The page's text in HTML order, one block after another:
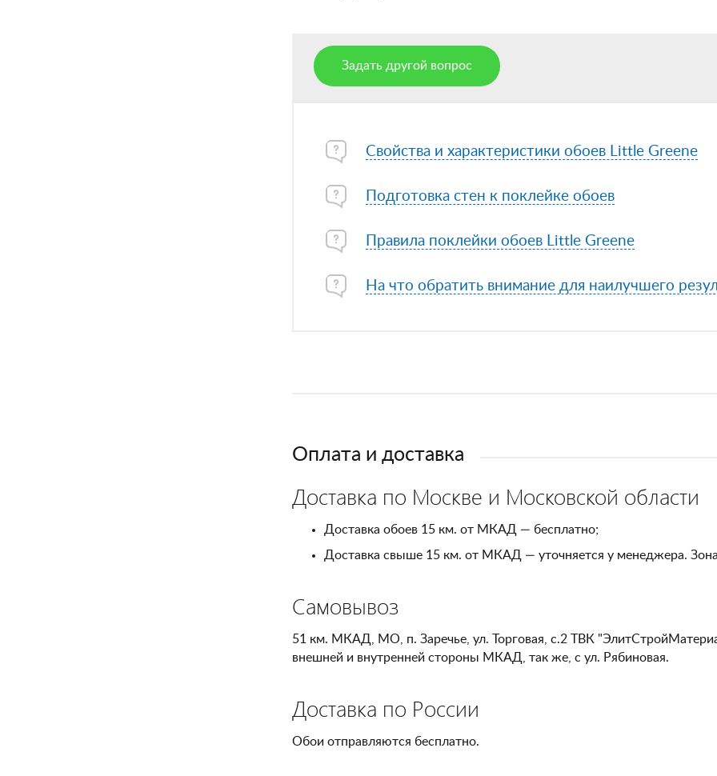
Задать другой вопрос
Свойства и характеристики обоев Little Greene
Подготовка стен к поклейке обоев
Правила поклейки обоев Little Greene
На что обратить внимание для наилучшего
Оплата и доставка
Доставка по Москве и Московской области
Доставка обоев 15 км. от МКАД — бесплатно;
Доставка свыше 15 км. от МКАД — уточняется у менеджера.
Самовывоз
51 км. МКАД, МО, п. Заречье, ул. Торговая, с.2 ТВК
внешней и внутренней стороны МКАД, так же, с ул. Рябиновая.
Доставка по России
Обои отправляются бесплатно.